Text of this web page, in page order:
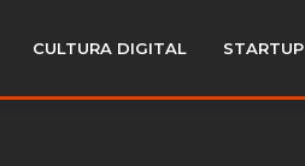
CULTURA DIGITAL